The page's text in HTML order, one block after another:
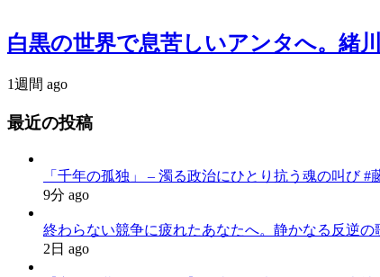
白黒の世界で息苦しいアンタへ。緒
1週間 ago
最近の投稿
「千年の孤独」 – 濁る政治にひとり抗う魂の叫び #
9分 ago
終わらない競争に疲れたあなたへ。静かなる反逆の
2日 ago